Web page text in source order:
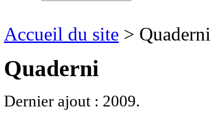
Accueil du site > Quaderni
Quaderni
Dernier ajout : 2009.